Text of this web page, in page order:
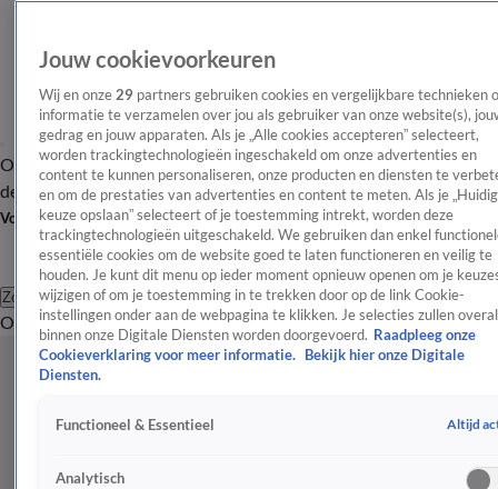
OverzichtAfleveringen Entertainment TV Algemeen
Tip
de redactieNieuwsbrief
Volg Shownieuws
Zoeken
OverzichtEntertainmentSpraakmakendRealityCrimeVideo's
Jouw cookievoorkeuren
Wij en onze 29 partners gebruiken cookies en vergelijkbare technieken
informatie te verzamelen over jou als gebruiker van onze website(s),
gedrag en jouw apparaten. Als je „Alle cookies accepteren” selecteert,
worden trackingtechnologieën ingeschakeld om onze advertenties en
content te kunnen personaliseren, onze producten en diensten te
en om de prestaties van advertenties en content te meten. Als je
keuze opslaan” selecteert of je toestemming intrekt, worden deze
trackingtechnologieën uitgeschakeld. We gebruiken dan enkel
essentiële cookies om de website goed te laten functioneren en veilig te
houden. Je kunt dit menu op ieder moment opnieuw openen om je
wijzigen of om je toestemming in te trekken door op de link Cookie-
instellingen onder aan de webpagina te klikken. Je selecties zullen overal
binnen onze Digitale Diensten worden doorgevoerd. Raadpleeg onze
Cookieverklaring voor meer informatie.
Bekijk hier onze Digitale
Diensten.
Functioneel & Essentieel Altijd
Analytisch